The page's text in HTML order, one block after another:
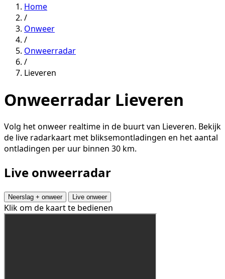
Home
/
Onweer
/
Onweerradar
/
Lieveren
Onweerradar Lieveren
Volg het onweer realtime in de buurt van Lieveren. Bekijk
de live radarkaart met bliksemontladingen en het aantal
ontladingen per uur binnen 30 km.
Live onweerradar
Neerslag + onweer Live onweer
Klik om de kaart te bedienen